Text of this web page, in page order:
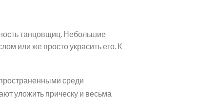
танцовщиц. Небольшие
или же просто украсить его. К
среди
уложить прическу и весьма